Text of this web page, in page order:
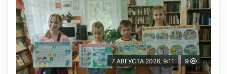
7 АВГУСТА 2026, 9:11 9